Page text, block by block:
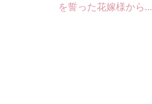
を誓った花嫁様から...